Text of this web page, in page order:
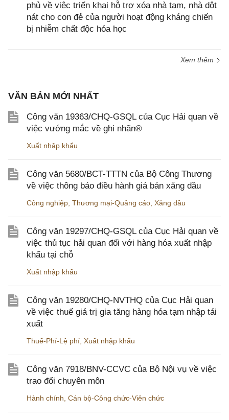
phủ về việc triển khai hỗ trợ xóa nhà tạm, nhà dột
nát cho con đẻ của người hoạt động kháng chiến
bị nhiễm chất độc hóa học
Xem thêm
VĂN BẢN MỚI NHẤT
Công văn 19363/CHQ-GSQL của Cục Hải quan về
việc vướng mắc về ghi nhãn®
Xuất nhập khẩu
Công văn 5680/BCT-TTTN của Bộ Công Thương
về việc thông báo điều hành giá bán xăng dầu
Công nghiệp Thương mại-Quảng cáo Xăng dầu
Công văn 19297/CHQ-GSQL của Cục Hải quan về
việc thủ tục hải quan đối với hàng hóa xuất nhập
khẩu tại chỗ
Xuất nhập khẩu
Công văn 19280/CHQ-NVTHQ của Cục Hải quan
về việc thuế giá trị gia tăng hàng hóa tạm nhập tái
xuất
Thuế-Phí-Lệ phí Xuất nhập khẩu
Công văn 7918/BNV-CCVC của Bộ Nội vụ về việc
trao đổi chuyên môn
Hành chính Cán bộ-Công chức-Viên chức